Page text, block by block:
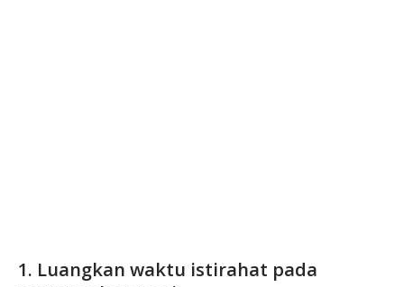
1. Luangkan waktu istirahat pada